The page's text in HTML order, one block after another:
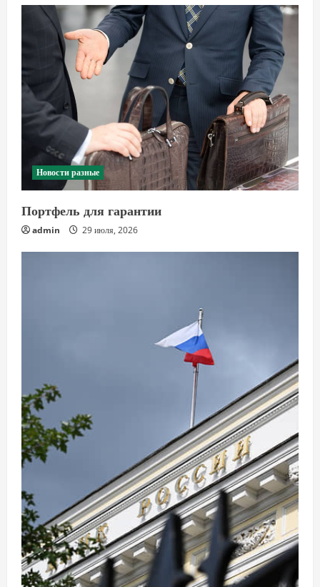
Новости разные
Портфель для гарантии
admin 29 июля, 2026